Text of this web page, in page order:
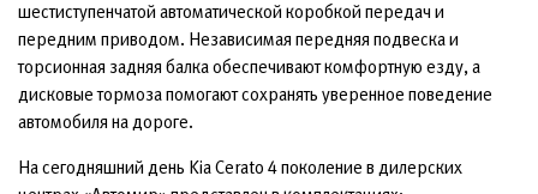
шестиступенчатой автоматической коробкой передач и
передним приводом. Независимая передняя подвеска и
торсионная задняя балка обеспечивают комфортную езду, а
дисковые тормоза помогают сохранять уверенное поведение
автомобиля на дороге.
На сегодняшний день Kia Cerato 4 поколение в дилерских